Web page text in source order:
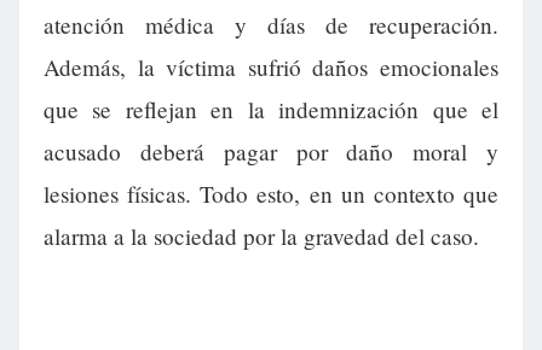
atención médica y días de recuperación.
Además, la víctima sufrió daños emocionales
que se reflejan en la indemnización que el
acusado deberá pagar por daño moral y
lesiones físicas. Todo esto, en un contexto que
alarma a la sociedad por la gravedad del caso.